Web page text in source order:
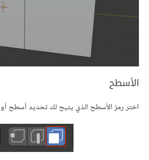
الأسطح
اختر رمز الأسطح الذي يتيح لك تحديد أسطح